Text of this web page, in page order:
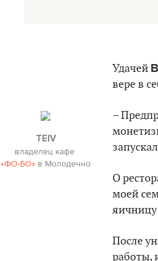
Удачей
вере в
TEIV
владелец кафе
«ФО-БО» в Молодечно
–
О
моей
После
работы,